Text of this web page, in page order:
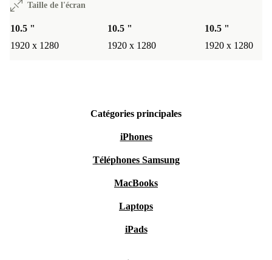
Taille de l'écran
10.5 "
1920 x 1280
10.5 "
1920 x 1280
10.5 "
1920 x 1280
Catégories principales
iPhones
Téléphones Samsung
MacBooks
Laptops
iPads